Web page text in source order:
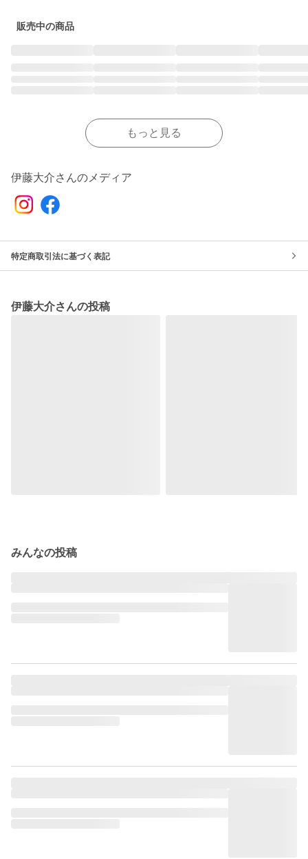
販売中の商品
もっと見る
伊藤大介さんのメディア
特定商取引法に基づく表記
伊藤大介さんの投稿
みんなの投稿